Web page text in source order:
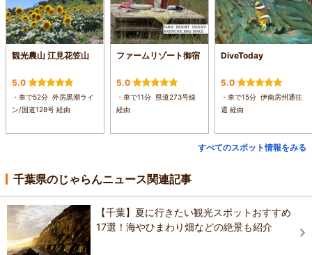
観光農山 江見花笠山
5.0
・車で52分 外房黒潮ライ
ン/国道128号 経由
ファームリゾート御宿
5.0
・車で11分 県道273号線
経由
DiveToday
5.0
・車で15分 伊南房州通往
還 経由
すべてのスポット情報をみる
千葉県のじゃらんニュース関連記事
【千葉】夏に行きたい観光スポットおすすめ
17選！海やひまわり畑などの絶景も紹介